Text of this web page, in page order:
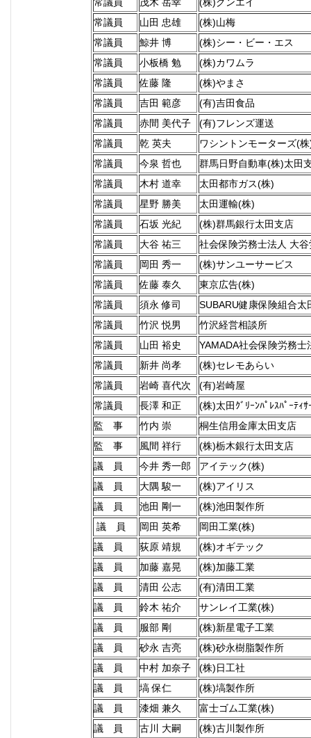
常議員
山田 忠雄
(株)山梅
常議員
鯨井 博
(株)シー・ビー・エス
常議員
小板橋 勉
(株)カワムラ
常議員
佐藤 隆
(株)やまさ
常議員
吉田 範彦
(有)吉田食品
常議員
赤間 美代子
(有)フレンズ運送
常議員
乾 英夫
ワシントンモーターズ(
常議員
今泉 哲也
群馬日野自動車(株)太田
常議員
木村 道幸
太田都市ガス(株)
常議員
星野 勝美
太田運輸(株)
常議員
石坂 光紀
(株)群馬銀行太田支店
常議員
大谷 祐三
社会保険労務士法人 大
常議員
岡田 秀一
(株)サンユーサービス
常議員
佐藤 泰久
東京広告(株)
常議員
須永 修司
SUBARU健康保険組合太
常議員
竹沢 悦男
竹沢経営相談所
常議員
山田 裕史
YAMADA社会保険労務士
常議員
新井 尚孝
(株)セレモあらい
常議員
岩崎 喜代次
(有)岩崎屋
常議員
長澤 和正
(株)太田ｸﾞﾘｰﾝﾊﾟﾚｽﾊﾟｰﾃｨｻ
監 事
竹内 崇
桐生信用金庫太田支店
監 事
風間 祥行
(株)栃木銀行太田支店
議 員
今井 秀一郎
アイテック(株)
議 員
大隅 駿一
(株)アイリス
議 員
池田 剛一
(株)池田製作所
議 員
岡田 英希
岡田工業(株)
議 員
荻原 靖規
(株)オギテック
議 員
加藤 嘉晃
(株)加藤工業
議 員
清田 公志
(有)清田工業
議 員
鈴木 祐介
サンレイ工業(株)
議 員
服部 剛
(株)新星電子工業
議 員
砂永 吉亮
(株)砂永樹脂製作所
議 員
中村 加奈子
(株)日工社
議 員
塙 保仁
(株)塙製作所
議 員
漆畑 兼久
富士ゴム工業(株)
議 員
古川 大嗣
(株)古川製作所